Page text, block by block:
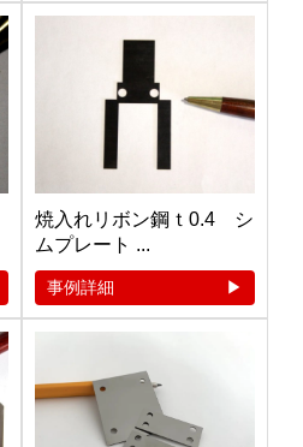
焼入れリボン鋼ｔ0.4 シ
ムプレート ...
事例詳細